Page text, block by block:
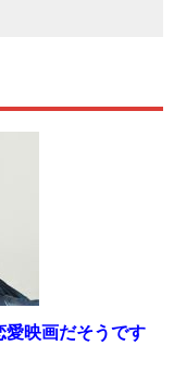
映画だそうです